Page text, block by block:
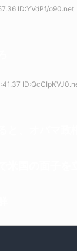
ID:YVdPf/o90.net